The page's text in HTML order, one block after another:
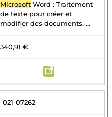
Microsoft Word : Traitement
de texte pour créer et
modifier des documents. ...
340,91 €
021-07262